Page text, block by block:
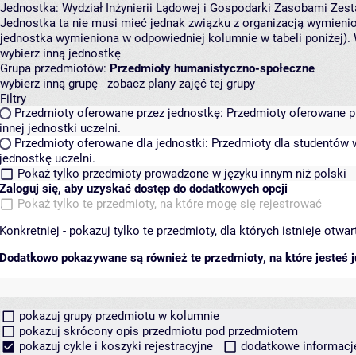
Jednostka: Wydział Inżynierii Lądowej i Gospodarki Zasobami
Jednostka ta nie musi mieć jednak związku z organizacją
jednostka wymieniona w odpowiedniej kolumnie w tabeli
wybierz inną jednostkę
Grupa przedmiotów: Przedmioty humanistyczno-społeczne
wybierz inną grupę
zobacz plany zajęć tej grupy
Filtry
Przedmioty oferowane przez jednostkę: Przedmioty oferowane
innej jednostki uczelni.
Przedmioty oferowane dla jednostki: Przedmioty dla studentów
jednostkę uczelni.
Pokaż tylko przedmioty prowadzone w języku innym niż polski
Zaloguj się, aby uzyskać dostęp do dodatkowych opcji
Pokaż tylko te przedmioty, na które mogę się rejestrować
Konkretniej - pokazuj tylko te przedmioty, dla których istnieje
Dodatkowo pokazywane są również te przedmioty, na które jesteś
pokazuj grupy przedmiotu w kolumnie
pokazuj skrócony opis przedmiotu pod przedmiotem
pokazuj cykle i koszyki rejestracyjne
dodatkowe